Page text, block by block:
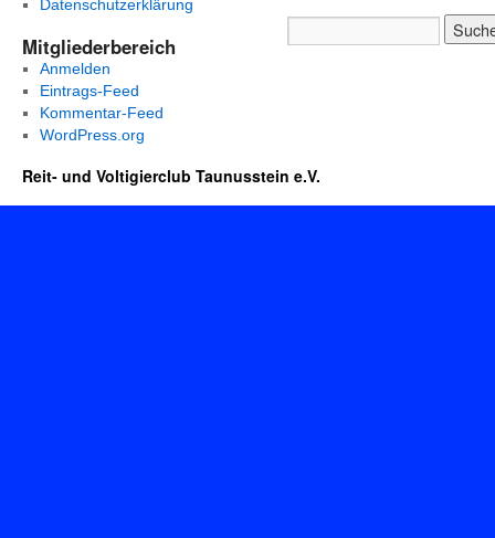
Datenschutzerklärung
Mitgliederbereich
Anmelden
Eintrags-Feed
Kommentar-Feed
WordPress.org
Reit- und Voltigierclub Taunusstein e.V.